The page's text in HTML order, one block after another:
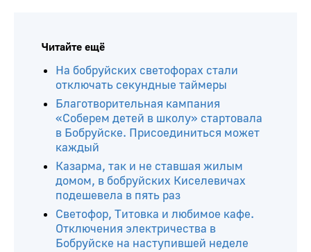
Читайте ещё
На бобруйских светофорах стали
отключать секундные таймеры
Благотворительная кампания
«Соберем детей в школу» стартовала
в Бобруйске. Присоединиться может
каждый